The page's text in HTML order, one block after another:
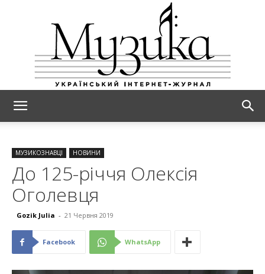
МУЗИКОЗНАВЦІ НОВИНИ
До 125-річчя Олексія
Оголевця
Gozik Julia - 21 Червня 2019
Facebook WhatsApp